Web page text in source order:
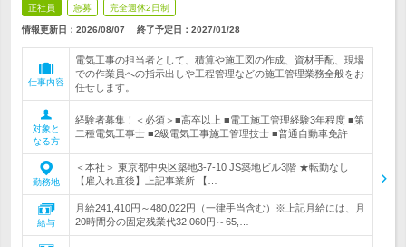
正社員 急募 完全週休2日制
情報更新日：2026/08/07 終了予定日： 2027/01/28
仕事内容
電気工事の担当者として、積算や施工図の作成、資材手配、現場
での作業員への指示出しや工程管理などの施工管理業務全般をお
任せします。
対象と
なる方
経験者募集！＜必須＞■高卒以上 ■電工施工管理経験3年程度 ■第
二種電気工事士 ■2級電気工事施工管理技士 ■普通自動車免許
勤務地
＜本社＞ 東京都中央区築地3-7-10 JS築地ビル3階 ★転勤なし
【雇入れ直後】上記事業所 【…
給与
月給241,410円～480,022円（一律手当含む）※上記月給には、月
20時間分の固定残業代32,060円～65,…